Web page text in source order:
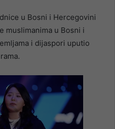
u Bosni i Hercegovini
muslimanima u Bosni i
i dijaspori uputio